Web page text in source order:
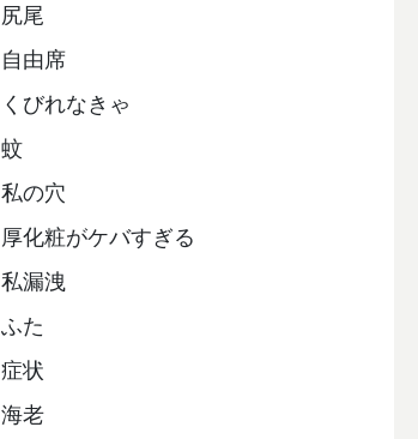
尻尾
自由席
くびれなきゃ
蚊
私の穴
厚化粧がケバすぎる
私漏洩
ふた
症状
海老